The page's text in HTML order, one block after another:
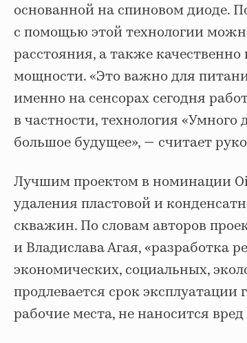
основанной на спиновом диоде.
с помощью этой технологии
расстояния, а также
мощности. «Это важно для
именно на сенсорах сегодня
в частности, технология
большое будущее», — считает
Лучшим проектом в номинации
удаления пластовой и
скважин. По словам авторов
и Владислава Агая, «разработка
экономических, социальных,
продлевается срок
рабочие места, не наносится